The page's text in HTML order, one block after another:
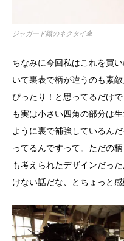
ジャガード織のネクタイ傘
ちなみに今回私はこれを買
いて裏表で柄が違うのも素
ぴったり！と思ってるだけ
も実は小さい四角の部分は
ように裏で補強しているん
ってるんですって。ただの
も考えられたデザインだっ
けない話だな、とちょっと感